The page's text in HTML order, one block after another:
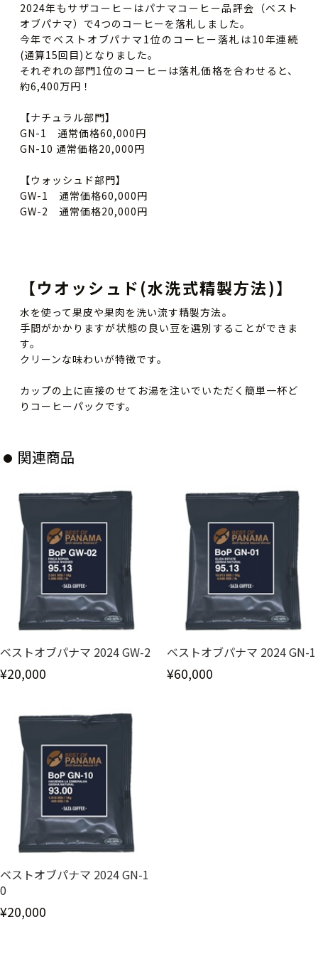
2024年もサザコーヒーはパナマコーヒー品評会（ベスト
オブパナマ）で4つのコーヒーを落札しました。
今年でベストオブパナマ1位のコーヒー落札は10年連続
(通算15回目)となりました。
それぞれの部門1位のコーヒーは落札価格を合わせると、
約6,400万円！
【ナチュラル部門】
GN-1 通常価格60,000円
GN-10 通常価格20,000円
【ウォッシュド部門】
GW-1 通常価格60,000円
GW-2 通常価格20,000円
【ウオッシュド(水洗式精製方法)】
水を使って果皮や果肉を洗い流す精製方法。
手間がかかりますが状態の良い豆を選別することができま
す。
クリーンな味わいが特徴です。
カップの上に直接のせてお湯を注いでいただく簡単一杯ど
りコーヒーパックです。
関連商品
ベストオブパナマ 2024 GW-2
¥20,000
ベストオブパナマ 2024 GN-1
¥60,000
ベストオブパナマ 2024 GN-1
0
¥20,000